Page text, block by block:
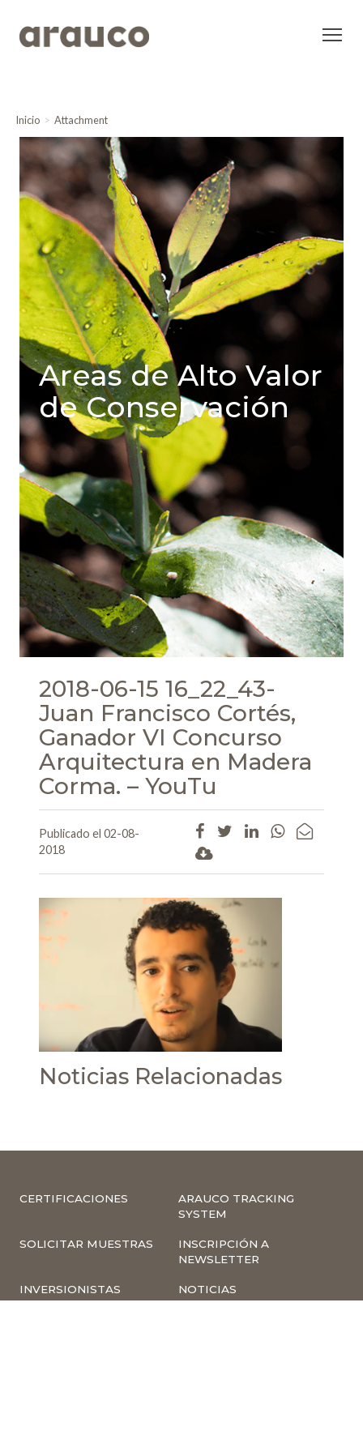
Inicio Attachment
Areas de Alto Valor
de Conservación
2018-06-15 16_22_43-
Juan Francisco Cortés,
Ganador VI Concurso
Arquitectura en Madera
Corma. – YouTu
Publicado el 02-08-
2018
Noticias Relacionadas
CERTIFICACIONES
ARAUCO TRACKING
SYSTEM
SOLICITAR MUESTRAS
INSCRIPCIÓN A
NEWSLETTER
INVERSIONISTAS NOTICIAS